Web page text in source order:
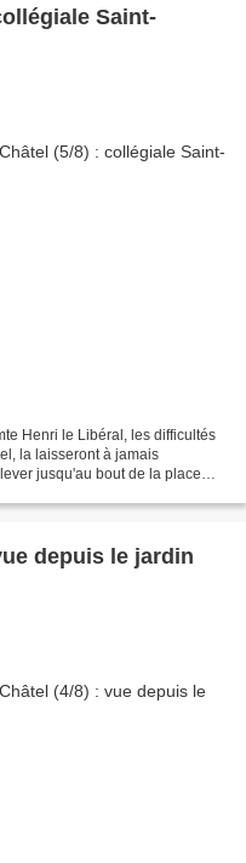
Saint-
Henri le Libéral, les difficultés
la laisseront à jamais
jusqu'au bout de la place
depuis le jardin